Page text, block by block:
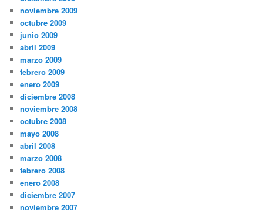
noviembre 2009
octubre 2009
junio 2009
abril 2009
marzo 2009
febrero 2009
enero 2009
diciembre 2008
noviembre 2008
octubre 2008
mayo 2008
abril 2008
marzo 2008
febrero 2008
enero 2008
diciembre 2007
noviembre 2007